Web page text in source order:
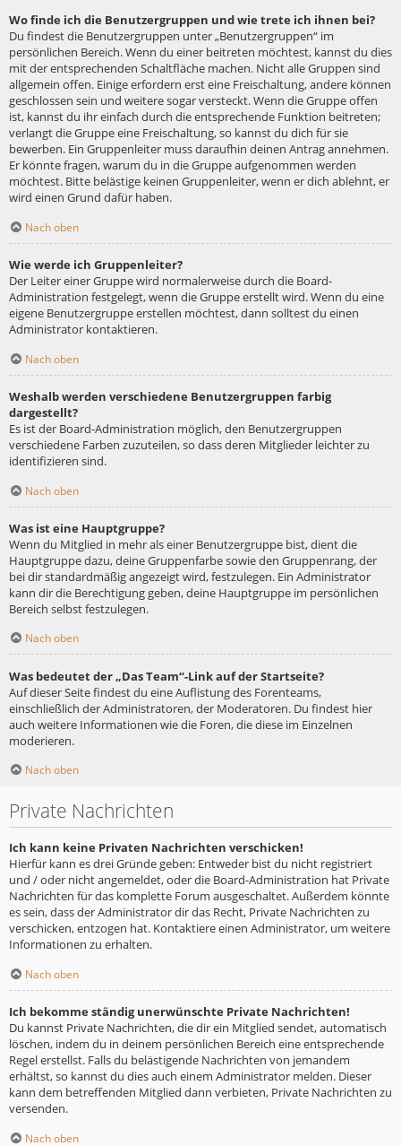
Wo finde ich die Benutzergruppen und wie trete ich ihnen bei?
Du findest die Benutzergruppen unter „Benutzergruppen“ im
persönlichen Bereich. Wenn du einer beitreten möchtest, kannst du dies
mit der entsprechenden Schaltfläche machen. Nicht alle Gruppen sind
allgemein offen. Einige erfordern erst eine Freischaltung, andere können
geschlossen sein und weitere sogar versteckt. Wenn die Gruppe offen
ist, kannst du ihr einfach durch die entsprechende Funktion beitreten;
verlangt die Gruppe eine Freischaltung, so kannst du dich für sie
bewerben. Ein Gruppenleiter muss daraufhin deinen Antrag annehmen.
Er könnte fragen, warum du in die Gruppe aufgenommen werden
möchtest. Bitte belästige keinen Gruppenleiter, wenn er dich ablehnt, er
wird einen Grund dafür haben.
Nach oben
Wie werde ich Gruppenleiter?
Der Leiter einer Gruppe wird normalerweise durch die Board-
Administration festgelegt, wenn die Gruppe erstellt wird. Wenn du eine
eigene Benutzergruppe erstellen möchtest, dann solltest du einen
Administrator kontaktieren.
Nach oben
Weshalb werden verschiedene Benutzergruppen farbig
dargestellt?
Es ist der Board-Administration möglich, den Benutzergruppen
verschiedene Farben zuzuteilen, so dass deren Mitglieder leichter zu
identifizieren sind.
Nach oben
Was ist eine Hauptgruppe?
Wenn du Mitglied in mehr als einer Benutzergruppe bist, dient die
Hauptgruppe dazu, deine Gruppenfarbe sowie den Gruppenrang, der
bei dir standardmäßig angezeigt wird, festzulegen. Ein Administrator
kann dir die Berechtigung geben, deine Hauptgruppe im persönlichen
Bereich selbst festzulegen.
Nach oben
Was bedeutet der „Das Team“-Link auf der Startseite?
Auf dieser Seite findest du eine Auflistung des Forenteams,
einschließlich der Administratoren, der Moderatoren. Du findest hier
auch weitere Informationen wie die Foren, die diese im Einzelnen
moderieren.
Nach oben
Private Nachrichten
Ich kann keine Privaten Nachrichten verschicken!
Hierfür kann es drei Gründe geben: Entweder bist du nicht registriert
und / oder nicht angemeldet, oder die Board-Administration hat Private
Nachrichten für das komplette Forum ausgeschaltet. Außerdem könnte
es sein, dass der Administrator dir das Recht, Private Nachrichten zu
verschicken, entzogen hat. Kontaktiere einen Administrator, um weitere
Informationen zu erhalten.
Nach oben
Ich bekomme ständig unerwünschte Private Nachrichten!
Du kannst Private Nachrichten, die dir ein Mitglied sendet, automatisch
löschen, indem du in deinem persönlichen Bereich eine entsprechende
Regel erstellst. Falls du belästigende Nachrichten von jemandem
erhältst, so kannst du dies auch einem Administrator melden. Dieser
kann dem betreffenden Mitglied dann verbieten, Private Nachrichten zu
versenden.
Nach oben